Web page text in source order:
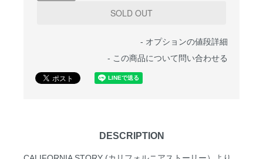
- オプションの値段詳細
- この商品について問い合わせる
DESCRIPTION